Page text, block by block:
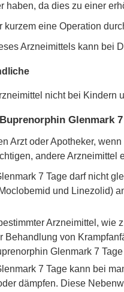
haben, da dies zu einer
kurzem eine Operation
Arzneimittels kann bei
nicht bei Kindern
Glenmark
Arzt oder Apotheker,
andere Arzneimittel
7 Tage darf nicht
und Linezolid)
Arzneimittel, wie
Behandlung von
Glenmark 7
7 Tage kann bei
dämpfen. Diese